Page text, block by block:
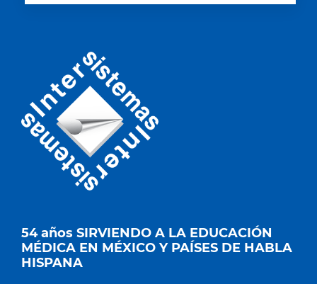
54 años SIRVIENDO A LA EDUCACIÓN
MÉDICA EN MÉXICO Y PAÍSES DE HABLA
HISPANA